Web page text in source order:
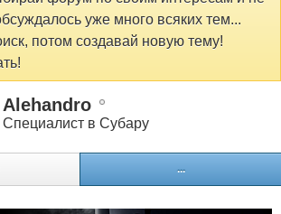
уже много всяких тем...
потом создавай новую тему!
Alehandro
Специалист в Субару
...